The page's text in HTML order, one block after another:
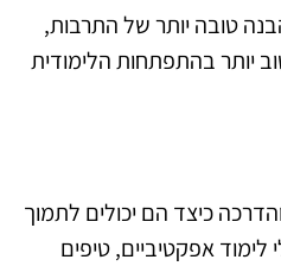
טובה יותר של התרבות,
יותר בהתפתחות הלימודית
כיצד הם יכולים לתמוך
לימוד אפקטיביים, טיפים